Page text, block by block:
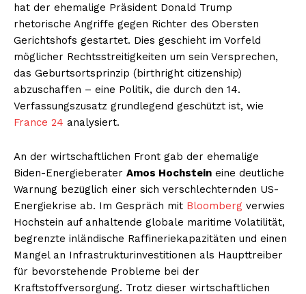
hat der ehemalige Präsident Donald Trump
rhetorische Angriffe gegen Richter des Obersten
Gerichtshofs gestartet. Dies geschieht im Vorfeld
möglicher Rechtsstreitigkeiten um sein Versprechen,
das Geburtsortsprinzip (birthright citizenship)
abzuschaffen – eine Politik, die durch den 14.
Verfassungszusatz grundlegend geschützt ist, wie
France 24 analysiert.
An der wirtschaftlichen Front gab der ehemalige
Biden-Energieberater Amos Hochstein eine deutliche
Warnung bezüglich einer sich verschlechternden US-
Energiekrise ab. Im Gespräch mit Bloomberg verwies
Hochstein auf anhaltende globale maritime Volatilität,
begrenzte inländische Raffineriekapazitäten und einen
Mangel an Infrastrukturinvestitionen als Haupttreiber
für bevorstehende Probleme bei der
Kraftstoffversorgung. Trotz dieser wirtschaftlichen